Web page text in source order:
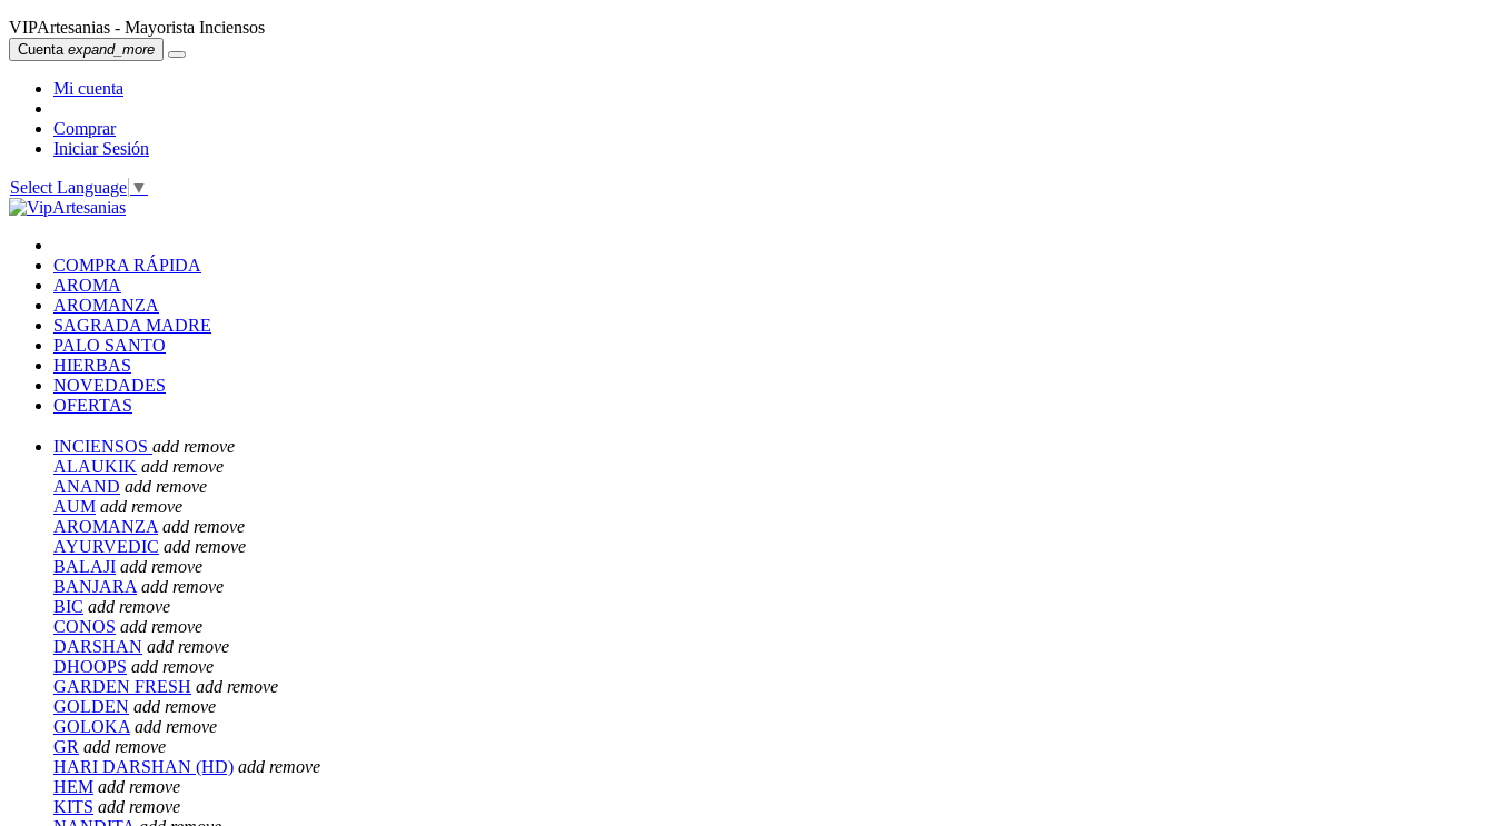
VIPArtesanias - Mayorista Inciensos
Cuenta expand_more
Mi cuenta
Comprar
Iniciar Sesión
Select Language ▼
COMPRA RÁPIDA
AROMA
AROMANZA
SAGRADA MADRE
PALO SANTO
HIERBAS
NOVEDADES
OFERTAS
INCIENSOS add remove
ALAUKIK add remove
ANAND add remove
AUM add remove
AROMANZA add remove
AYURVEDIC add remove
BALAJI add remove
BANJARA add remove
BIC add remove
CONOS add remove
DARSHAN add remove
DHOOPS add remove
GARDEN FRESH add remove
GOLDEN add remove
GOLOKA add remove
GR add remove
HARI DARSHAN (HD) add remove
HEM add remove
KITS add remove